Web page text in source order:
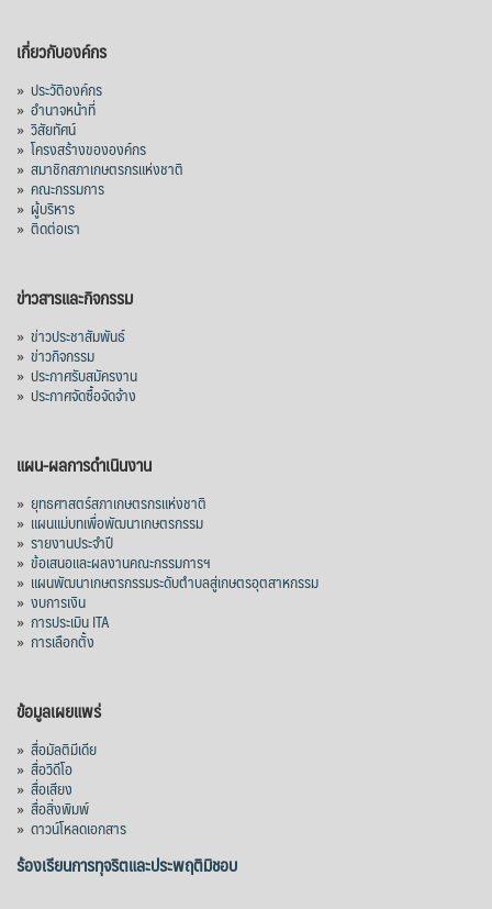
เกี่ยวกับองค์กร
» ประวัติองค์กร
» อำนาจหน้าที่
» วิสัยทัศน์
» โครงสร้างขององค์กร
» สมาชิกสภาเกษตรกรแห่งชาติ
» คณะกรรมการ
» ผู้บริหาร
» ติดต่อเรา
ข่าวสารและกิจกรรม
» ข่าวประชาสัมพันธ์
» ข่าวกิจกรรม
» ประกาศรับสมัครงาน
» ประกาศจัดซื้อจัดจ้าง
แผน-ผลการดำเนินงาน
» ยุทธศาสตร์สภาเกษตรกรแห่งชาติ
» แผนแม่บทเพื่อพัฒนาเกษตรกรรม
» รายงานประจำปี
» ข้อเสนอและผลงานคณะกรรมการฯ
» แผนพัฒนาเกษตรกรรมระดับตำบลสู่เกษตรอุตสาหกรรม
» งบการเงิน
» การประเมิน ITA
» การเลือกตั้ง
ข้อมูลเผยแพร่
» สื่อมัลติมีเดีย
» สื่อวิดีโอ
» สื่อเสียง
» สื่อสิ่งพิมพ์
» ดาวน์โหลดเอกสาร
ร้องเรียนการทุจริตและประพฤติมิชอบ